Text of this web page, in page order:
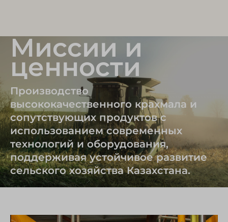
Миссии и
ценности
Производство
высококачественного крахмала и
сопутствующих продуктов с
использованием современных
технологий и оборудования,
поддерживая устойчивое развитие
сельского хозяйства Казахстана.